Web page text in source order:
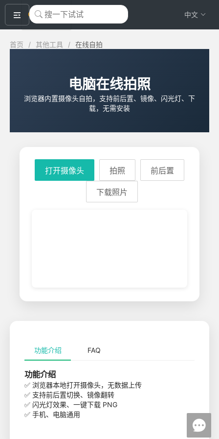
okeyTool 中文
首页 / 其他工具 / 在线自拍
电脑在线拍照
浏览器内置摄像头自拍，支持前后置、镜像、闪光灯、下
载，无需安装
打开摄像头 拍照 前后置
下载照片
功能介绍 FAQ
功能介绍
✅ 浏览器本地打开摄像头，无数据上传
✅ 支持前后置切换、镜像翻转
✅ 闪光灯效果、一键下载 PNG
✅ 手机、电脑通用